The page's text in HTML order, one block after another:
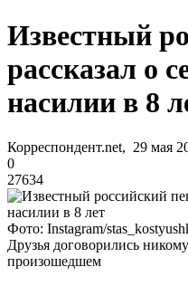
Известный
рассказал о
насилии в 8
Корреспондент.net, 29 мая
0
27634
Фото: Instagram/
Друзья договорились
произошедшем